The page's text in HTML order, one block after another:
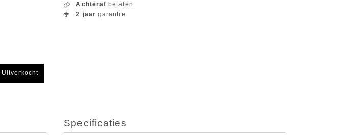
Uitverkocht
Achteraf betalen
2 jaar garantie
Specificaties